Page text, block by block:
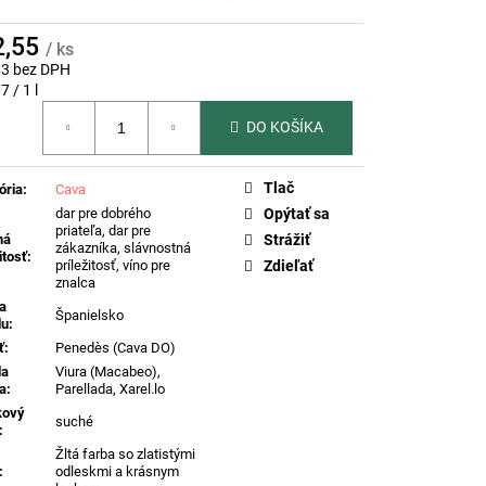
/ ks
bez DPH
/ 1 l
DO KOŠÍKA
: Cava
:
dar pre dobrého
priateľa, dar pre
zákazníka, slávnostná
príležitosť, víno pre
znalca
:
Španielsko
:
Penedès (Cava DO)
:
Viura (Macabeo),
Parellada, Xarel.lo
:
suché
:
Žltá farba so zlatistými
odleskmi a krásnym
Tlač
Opýtať sa
Strážiť
Zdieľať
DI VALDOBBIADENE
SUPERIORE
PROSECCO